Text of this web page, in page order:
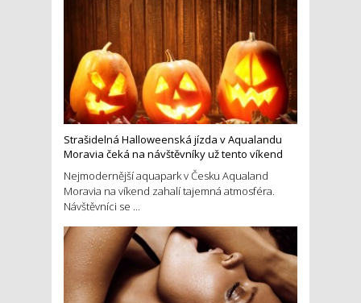
Strašidelná Halloweenská jízda v Aqualandu
Moravia čeká na návštěvníky už tento víkend
Nejmodernější aquapark v Česku Aqualand
Moravia na víkend zahalí tajemná atmosféra.
Návštěvníci se ...